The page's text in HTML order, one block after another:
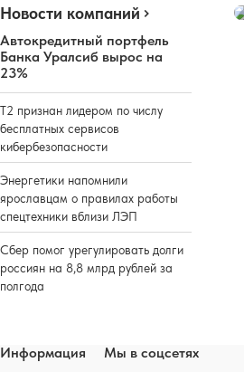
Новости компаний
Автокредитный портфель
Банка Уралсиб вырос на
23%
Т2 признан лидером по числу
бесплатных сервисов
кибербезопасности
Энергетики напомнили
ярославцам о правилах работы
спецтехники вблизи ЛЭП
Сбер помог урегулировать долги
россиян на 8,8 млрд рублей за
полгода
Информация
Мы в соцсетях